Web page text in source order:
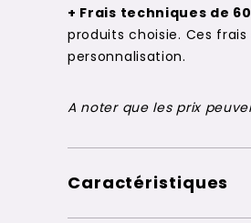
+ Frais techniques de
produits choisie. Ces
personnalisation.
A noter que les prix
Caractéristiques